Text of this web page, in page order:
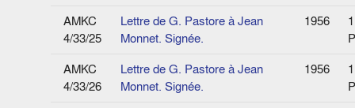
AMKC
4/33/25
Lettre de G. Pastore à Jean
Monnet. Signée.
1956
1
AMKC
4/33/26
Lettre de G. Pastore à Jean
Monnet. Signée.
1956
1